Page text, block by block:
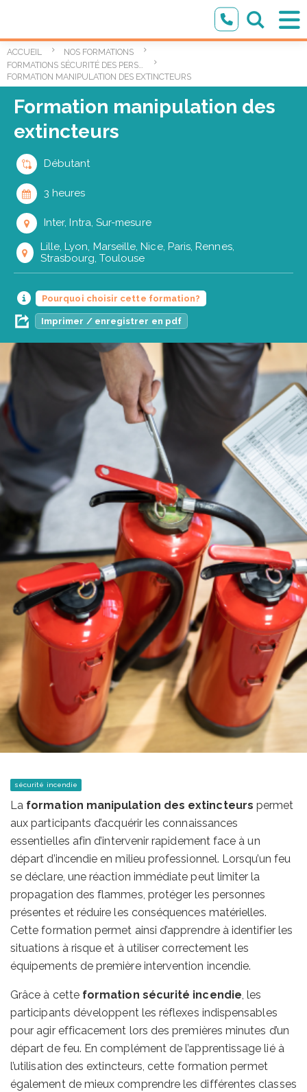
ACCUEIL
NOS FORMATIONS
FORMATION MANIPULATION DES EXTINCTEURS
Formation manipulation des
extincteurs
Débutant
3 heures
Inter, Intra, Sur-mesure
Lille, Lyon, Marseille, Nice, Paris, Rennes,
Strasbourg, Toulouse
Pourquoi choisir cette formation?
Imprimer / enregistrer en pdf
sécurité incendie
La formation manipulation des extincteurs permet
aux participants d’acquérir les connaissances
essentielles afin d’intervenir rapidement face à un
départ d’incendie en milieu professionnel. Lorsqu’un feu
se déclare, une réaction immédiate peut limiter la
propagation des flammes, protéger les personnes
présentes et réduire les conséquences matérielles.
Cette formation permet ainsi d’apprendre à identifier les
situations à risque et à utiliser correctement les
équipements de première intervention incendie.
Grâce à cette formation sécurité incendie, les
participants développent les réflexes indispensables
pour agir efficacement lors des premières minutes d’un
départ de feu. En complément de l’apprentissage lié à
l’utilisation des extincteurs, cette formation permet
également de mieux comprendre les différentes classes